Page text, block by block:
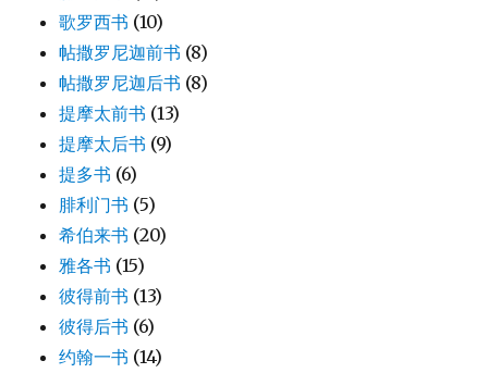
歌罗西书 (10)
帖撒罗尼迦前书 (8)
帖撒罗尼迦后书 (8)
提摩太前书 (13)
提摩太后书 (9)
提多书 (6)
腓利门书 (5)
希伯来书 (20)
雅各书 (15)
彼得前书 (13)
彼得后书 (6)
约翰一书 (14)